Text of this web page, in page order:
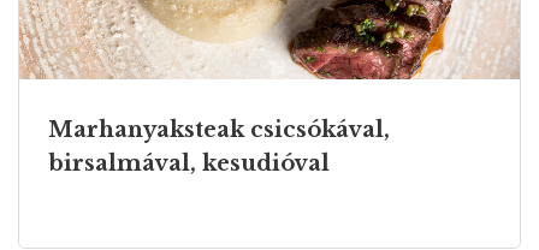
Marhanyaksteak csicsókával,
birsalmával, kesudióval